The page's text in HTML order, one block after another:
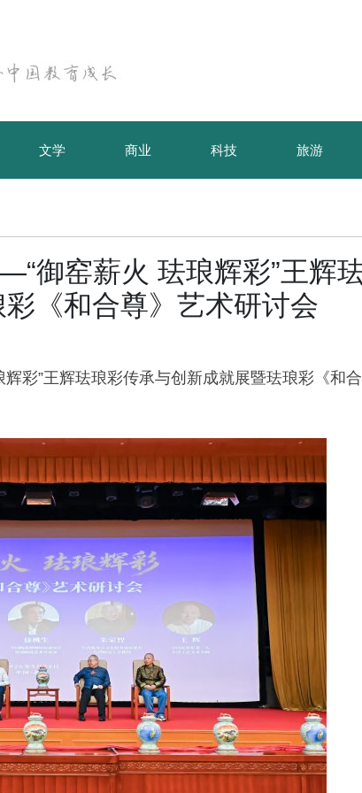
文学 商业 科技 旅游
御窑薪火 珐琅辉彩”王辉
《和合尊》艺术研讨会
彩”王辉珐琅彩传承与创新成就展暨珐琅彩《和